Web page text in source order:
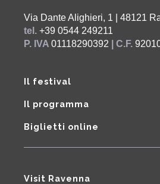
Via Dante Alighieri, 1 | 48121
tel. +39 0544 249211
P. IVA 01118290392 | C.F.
Il festival
Il programma
Biglietti online
Visit Ravenna